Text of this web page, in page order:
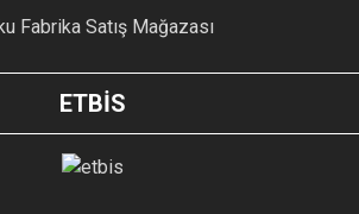
Fabrika Satış Mağazası
ETBİS